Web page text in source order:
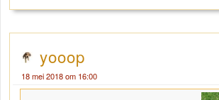
yooop
18 mei 2018 om 16:00